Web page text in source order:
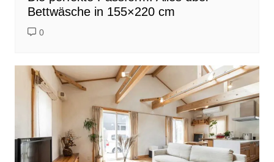
Bettwäsche in 155×220 cm
0